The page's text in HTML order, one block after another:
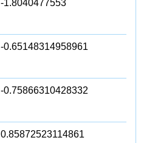
-1.8040477553
-0.65148314958961
-0.75866310428332
0.85872523114861